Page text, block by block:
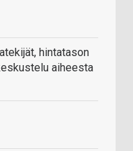
hintatason
aiheesta